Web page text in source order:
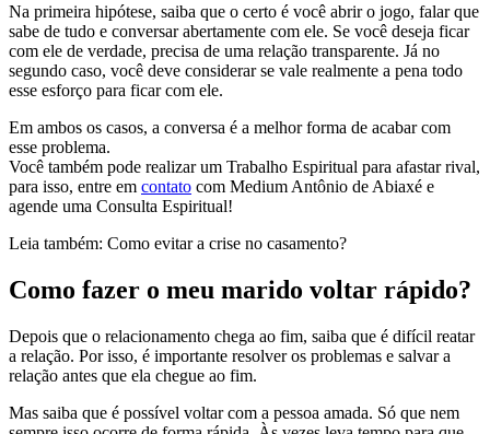
Na primeira hipótese, saiba que o certo é você abrir o jogo, falar que
sabe de tudo e conversar abertamente com ele. Se você deseja ficar
com ele de verdade, precisa de uma relação transparente. Já no
segundo caso, você deve considerar se vale realmente a pena todo
esse esforço para ficar com ele.
Em ambos os casos, a conversa é a melhor forma de acabar com
esse problema.
Você também pode realizar um Trabalho Espiritual para afastar rival,
para isso, entre em contato com Medium Antônio de Abiaxé e
agende uma Consulta Espiritual!
Leia também: Como evitar a crise no casamento?
Como fazer o meu marido voltar rápido?
Depois que o relacionamento chega ao fim, saiba que é difícil reatar
a relação. Por isso, é importante resolver os problemas e salvar a
relação antes que ela chegue ao fim.
Mas saiba que é possível voltar com a pessoa amada. Só que nem